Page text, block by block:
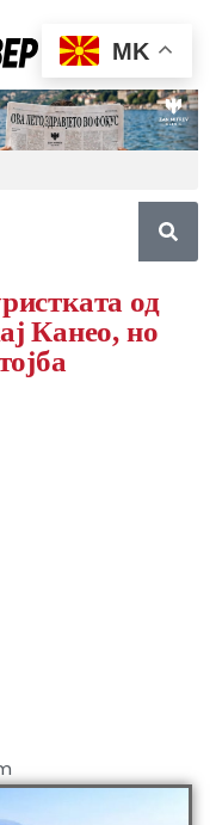
од
Канео, но
MK